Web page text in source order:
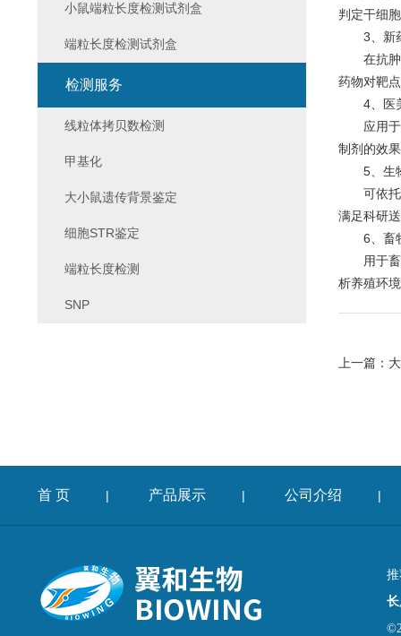
判定干细
3、新
在抗肿瘤
药物对靶
4、医
应用于衰
制剂的效
5、生
可依托该
满足科研
6、畜
用于畜禽
析养殖环
上一篇：
小鼠端粒长度检测试剂盒
端粒长度检测试剂盒
检测服务
线粒体拷贝数检测
甲基化
大小鼠遗传背景鉴定
细胞STR鉴定
端粒长度检测
SNP
首 页 | 产品展示 | 公司介绍 |